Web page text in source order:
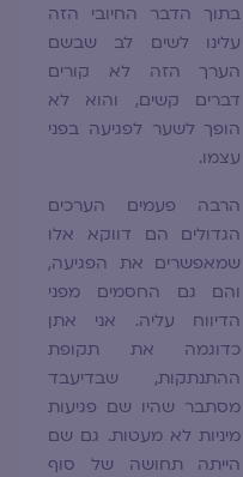
בתוך הדבר החיובי הזה
עלינו לשים לב שבשם
הערך הזה לא קורים
דברים קשים, והוא לא
הופך לשער לפגיעה בפני
עצמו.
הרבה פעמים הערכים
הגדולים הם דווקא אלו
שמאפשרים את הפגיעה,
והם גם החסמים מפני
הדיווח עליה. אני אתן
כדוגמה את תקופת
ההתנתקות, שבדיעבד
מסתבר שהיו שם פגיעות
מיניות לא מעטות. גם שם
הייתה תחושה של סוף